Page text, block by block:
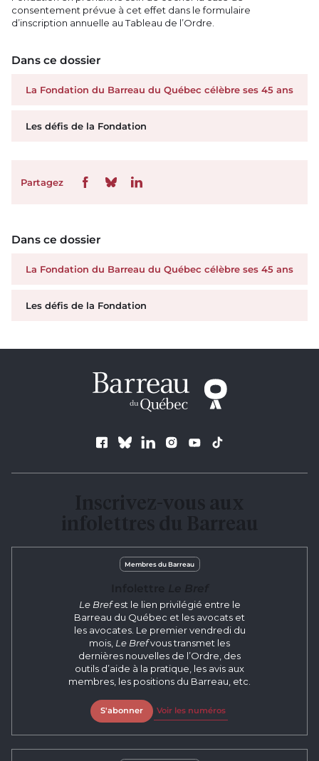
consentement prévue à cet effet dans le formulaire
d’inscription annuelle au Tableau de l’Ordre.
Dans ce dossier
La Fondation du Barreau du Québec célèbre ses 45 ans
Les défis de la Fondation
Partagez
Dans ce dossier
La Fondation du Barreau du Québec célèbre ses 45 ans
Les défis de la Fondation
Suivez le Barreau
Membres du Barreau
Le Brefest le lien privilégié entre le
Barreau du Québec et les avocats et
les avocates. Le premier vendredi du
mois, Le Brefvous transmet les
dernières nouvelles de l’Ordre, des
outils d’aide à la pratique, les avis aux
membres, les positions du Barreau, etc.
S'abonner Voir les numéros